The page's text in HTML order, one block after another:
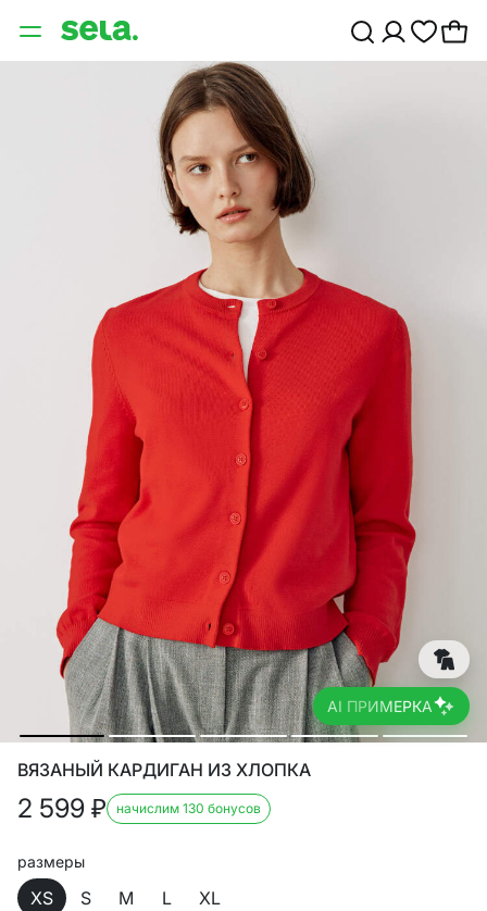
AI ПРИМЕРКА
ВЯЗАНЫЙ КАРДИГАН ИЗ ХЛОПКА
2 599 ₽ начислим 130 бонусов
размеры
XS S M L XL